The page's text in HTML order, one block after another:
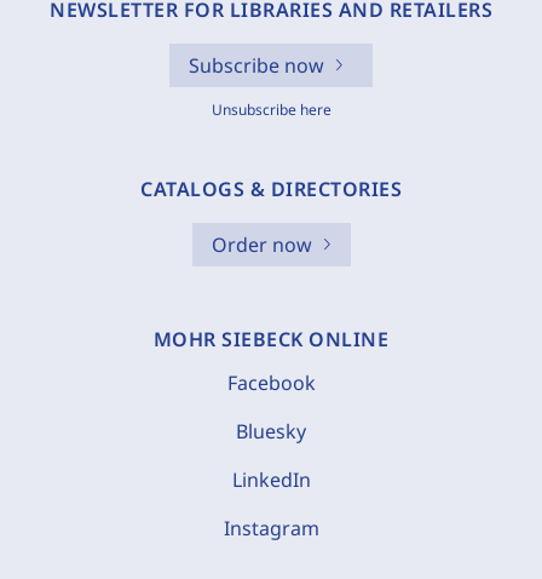
NEWSLETTER FOR LIBRARIES AND RETAILERS
Subscribe now
Unsubscribe here
CATALOGS & DIRECTORIES
Order now
MOHR SIEBECK ONLINE
Facebook
Bluesky
LinkedIn
Instagram